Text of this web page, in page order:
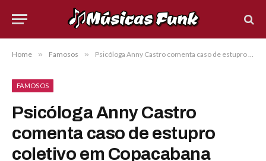
Home » Famosos » Psicóloga Anny Castro comenta caso de estupro coletivo em Copacabana
FAMOSOS
Psicóloga Anny Castro
comenta caso de estupro
coletivo em Copacabana